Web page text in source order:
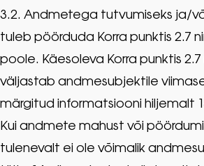
3.2. Andmetega tutvumiseks ja/
tuleb pöörduda Korra punktis 2.7
poole. Käesoleva Korra punktis
väljastab andmesubjektile
märgitud informatsiooni hiljemalt
Kui andmete mahust või
tulenevalt ei ole võimalik